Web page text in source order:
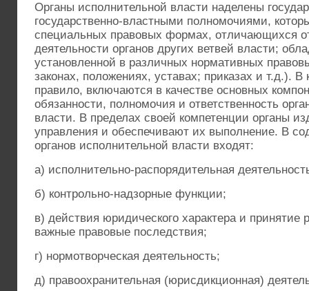
Органы исполнительной власти наделены
государственно-властными полномочиями,
специальных правовых формах, отличающихся
деятельности органов других ветвей власти;
установленной в различных нормативных
законах, положениях, уставах; приказах и т.д.). В
правило, включаются в качестве основных
обязанности, полномочия и ответственность
власти. В пределах своей компетенции органы
управления и обеспечивают их выполнение. В
органов исполнительной власти входят:
а) исполнительно-распорядительная
б) контрольно-надзорные функции;
в) действия юридического характера и
важные правовые последствия;
г) нормотворческая деятельность;
д) правоохранительная (юрисдикционная)